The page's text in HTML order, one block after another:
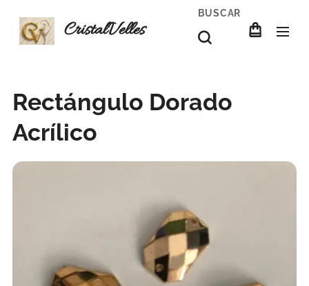
CristalVelles
BUSCAR
Rectángulo Dorado
Acrílico